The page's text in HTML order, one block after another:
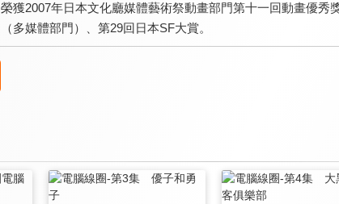
榮獲2007年日本文化廳媒體藝術祭動畫部門第十一回動畫優
（多媒體部門）、第29回日本SF大賞。